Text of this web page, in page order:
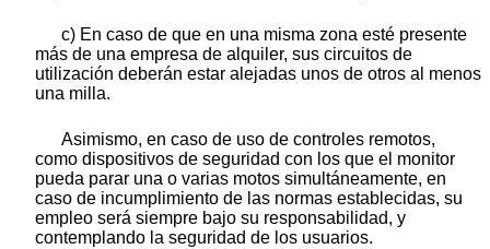
c) En caso de que en una misma zona esté presente
más de una empresa de alquiler, sus circuitos de
utilización deberán estar alejadas unos de otros al menos
una milla.
Asimismo, en caso de uso de controles remotos,
como dispositivos de seguridad con los que el monitor
pueda parar una o varias motos simultáneamente, en
caso de incumplimiento de las normas establecidas, su
empleo será siempre bajo su responsabilidad, y
contemplando la seguridad de los usuarios.